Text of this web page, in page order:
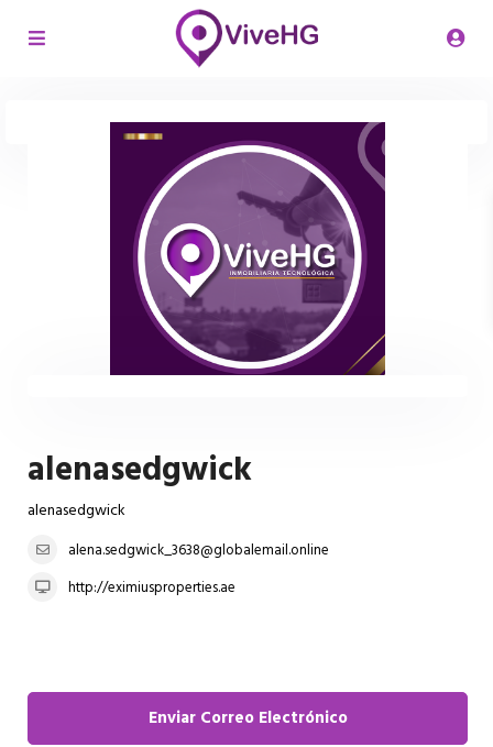
alenasedgwick
alenasedgwick
alena.sedgwick_3638@globalemail.online
http://eximiusproperties.ae
Enviar Correo Electrónico